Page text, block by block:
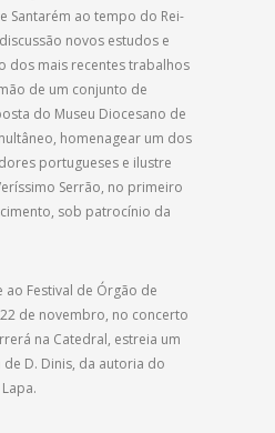
Santarém ao tempo do Rei-
novos estudos e
dos mais recentes trabalhos
de um conjunto de
do Museu Diocesano de
homenagear um dos
portugueses e ilustre
Serrão, no primeiro
sob patrocínio da
ao Festival de Órgão de
de novembro, no concerto
na Catedral, estreia um
D. Dinis, da autoria do